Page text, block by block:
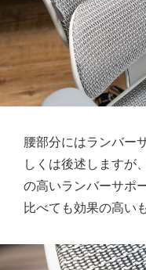
腰部分にはランバー
しくは後述しますが
の高いランバーサポ
比べても効果の高い